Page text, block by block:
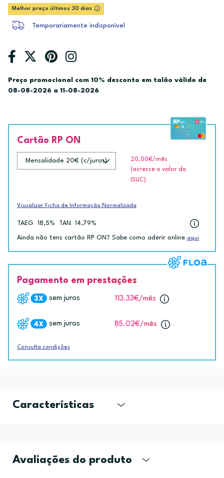
Melhor preço últimos 30 dias
Temporariamente indisponível
Preço promocional com 10% desconto em talão válido de
08-08-2026 a 11-08-2026
Cartão RP ON
20,00€/mês
(acresce o valor do
ISUC)
Visualizar Ficha de Informação Normalizada
TAEG 18,5% TAN 14,79%
Ainda não tens cartão RP ON? Sabe como aderir online aqui
Pagamento em prestações
sem juros 113.33€/mês
sem juros 85.02€/mês
Consulta condições
Características
Avaliações do produto